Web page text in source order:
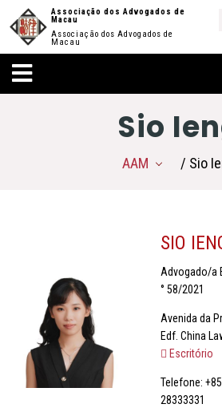
Associação dos Advogados de
Macau
Associação dos Advogados de
Macau
Sio
AAM / Sio
SIO
Advogado/a
° 58/2021
Avenida da
Edf. China
Escritório
Telefone:
28333331